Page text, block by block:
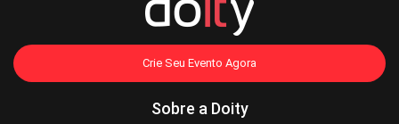
Crie Seu Evento Agora
Sobre a Doity